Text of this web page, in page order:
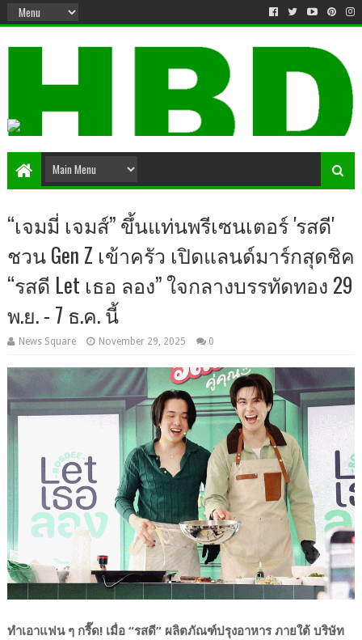
“เจมมี่ เจมส์” ขึ้นแท่นพรีเซนเตอร์ 'รสดี'
ชวน Gen Z เข้าครัว เปิดแลนด์มาร์กสุดชิค
“รสดี Let เธอ ลอง” ใจกลางบรรทัดทอง 29
พ.ย. - 7 ธ.ค. นี้
News Square November 29, 2025 0
ทำเอาแฟน ๆ กรี๊ด! เมื่อ “รสดี” ผลิตภัณฑ์ปรุงอาหาร ภายใต้ บริษัท